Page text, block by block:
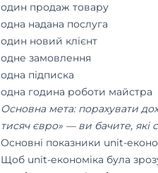
один продаж товару
одна надана послуга
один новий клієнт
одне замовлення
одна підписка
одна година роботи майстра
Основна мета: порахувати
тисяч євро» — ви бачите, які
Основні показники unit-
Щоб unit-економіка була